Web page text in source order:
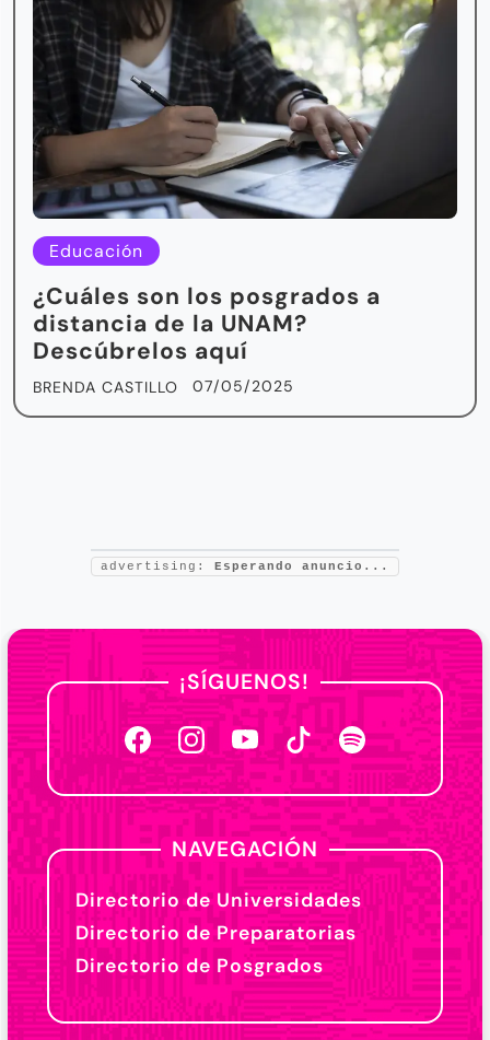
Educación
¿Cuáles son los posgrados a
distancia de la UNAM?
Descúbrelos aquí
BRENDA CASTILLO 07/05/2025
advertising: Esperando anuncio...
¡SÍGUENOS!
NAVEGACIÓN
Directorio de Universidades
Directorio de Preparatorias
Directorio de Posgrados